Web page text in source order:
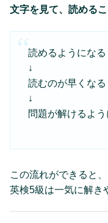
文字を見て、読めるこ
読めるようになる
↓
読むのが早くなる
↓
問題が解けるよう
この流れができると、
英検5級は一気に解き